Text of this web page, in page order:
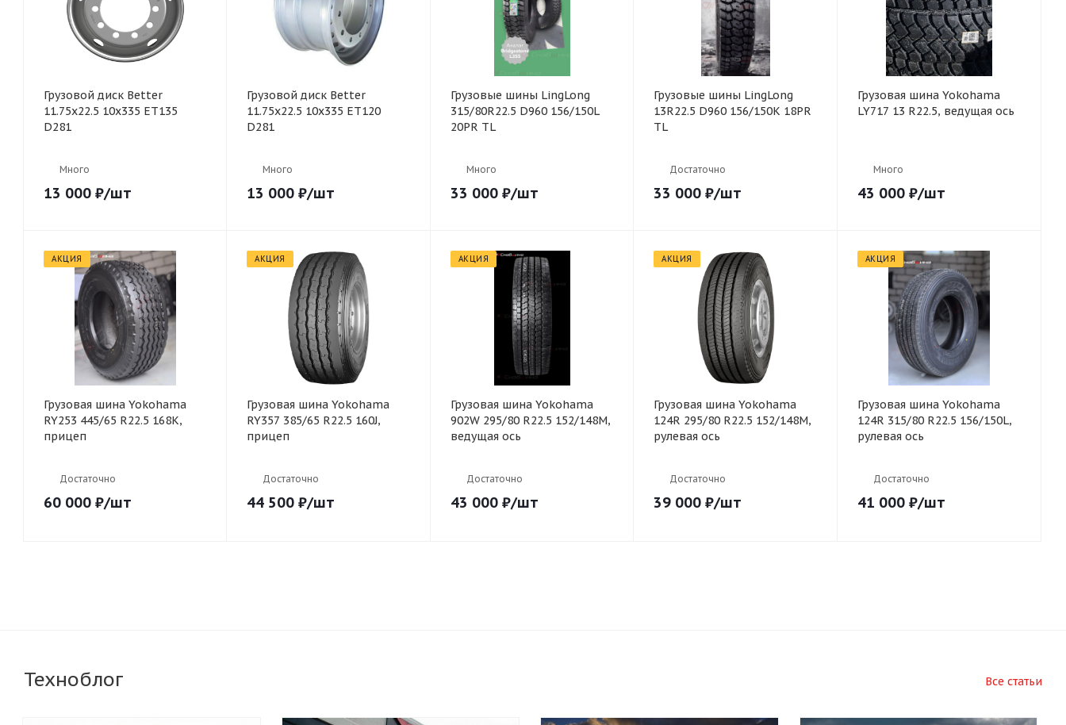
Грузовой диск Better
11.75x22.5 10x335 ET135
D281
Много
13 000 ₽/шт
Грузовой диск Better
11.75x22.5 10x335 ET120
D281
Много
13 000 ₽/шт
Грузовые шины LingLong
315/80R22.5 D960 156/150L
20PR TL
Много
33 000₽/шт
Грузовые шины LingLong
13R22.5 D960 156/150K 18PR
TL
Достаточно
33 000 ₽/шт
Грузовая шина Yokohama
LY717 13 R22.5, ведущая ось
Много
43 000₽/шт
АКЦИЯ
Грузовая шина Yokohama
RY253 445/65 R22.5 168K,
прицеп
Достаточно
60 000 ₽/шт
АКЦИЯ
Грузовая шина Yokohama
RY357 385/65 R22.5 160J,
прицеп
Достаточно
44 500 ₽/шт
АКЦИЯ
Грузовая шина Yokohama
902W 295/80 R22.5 152/148M,
ведущая ось
Достаточно
43 000₽/шт
АКЦИЯ
Грузовая шина Yokohama
124R 295/80 R22.5 152/148M,
рулевая ось
Достаточно
39 000 ₽/шт
АКЦИЯ
Грузовая шина Yokohama
124R 315/80 R22.5 156/150L,
рулевая ось
Достаточно
41 000₽/шт
Техноблог Все статьи